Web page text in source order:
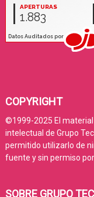
COPYRIGHT
©1999-2025 El material
intelectual de Grupo
permitido utilizarlo de
fuente y sin permiso por
SOBRE GRUPO